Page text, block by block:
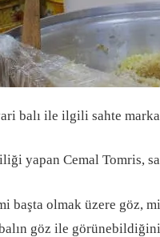
balı ile ilgili sahte
yapan Cemal Tomris,
başta olmak üzere göz,
göz ile